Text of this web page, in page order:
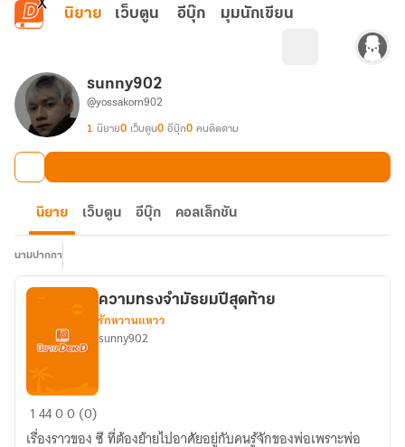
ข้ามไปยังเนื้อหาหลัก
นิยาย เว็บตูน อีบุ๊ก มุมนักเขียน
sunny902
@yossakorn902
1 นิยาย0 เว็บตูน0 อีบุ๊ก0 คนติดตาม
นิยาย เว็บตูน อีบุ๊ก คอลเล็กชัน
นามปากกา
ความ
ทรง
ความทรงจำมัธยมปีสุดท้าย
รักหวานแหวว
sunny902
14400 (0)
เรื่องราวของ ซี ที่ต้องย้ายไปอาศัยอยู่กับคนรู้จักของพ่อเพราะพ่อ